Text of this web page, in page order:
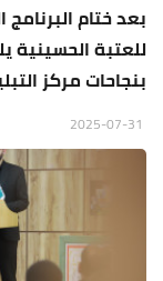
بعد ختام
للعتبة الحسينية
بنجاحات مركز